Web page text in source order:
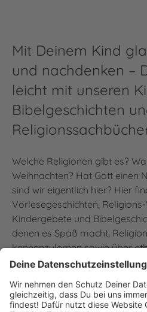
Mit Deinem Kind
und nachdenken –
leicht mit unseren
Bibelgeschichten
Welche Religionen gibt es?
Weihnachten? Hat Gott einen
sind wir eigentlich hier? Hier
Vorlesegeschichten,
Kindergebete und
denen es Spaß macht,
kennenzulernen sowie über
nachzudenken.
In den Thienemann Verlagen
die Dein Kind mit christlichen